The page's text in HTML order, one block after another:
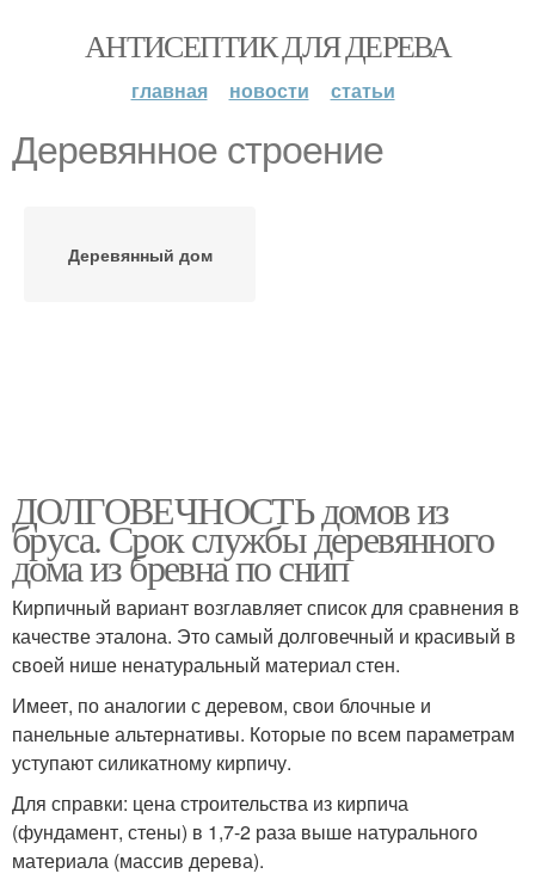
АНТИСЕПТИК ДЛЯ ДЕРЕВА
главная новости статьи
Деревянное строение
Деревянный дом
ДОЛГОВЕЧНОСТЬ домов из
бруса. Срок службы деревянного
дома из бревна по снип
Кирпичный вариант возглавляет список для сравнения в
качестве эталона. Это самый долговечный и красивый в
своей нише ненатуральный материал стен.
Имеет, по аналогии с деревом, свои блочные и
панельные альтернативы. Которые по всем параметрам
уступают силикатному кирпичу.
Для справки: цена строительства из кирпича
(фундамент, стены) в 1,7-2 раза выше натурального
материала (массив дерева).